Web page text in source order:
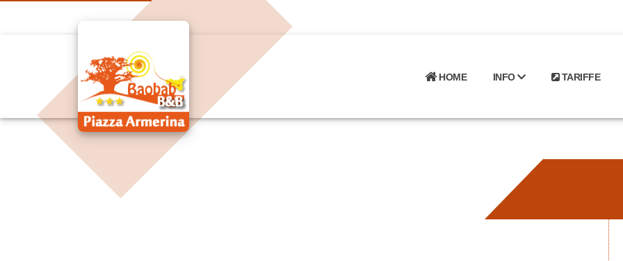
HOME INFO TARIFFE